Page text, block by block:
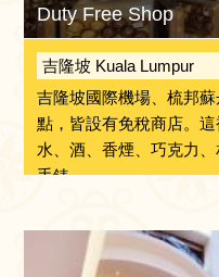
Duty Free Shop
吉隆坡 Kuala Lumpur
吉隆坡國際機場、梳邦
點，皆設有免稅商店。
水、酒、香煙、巧克力、
手錶、...